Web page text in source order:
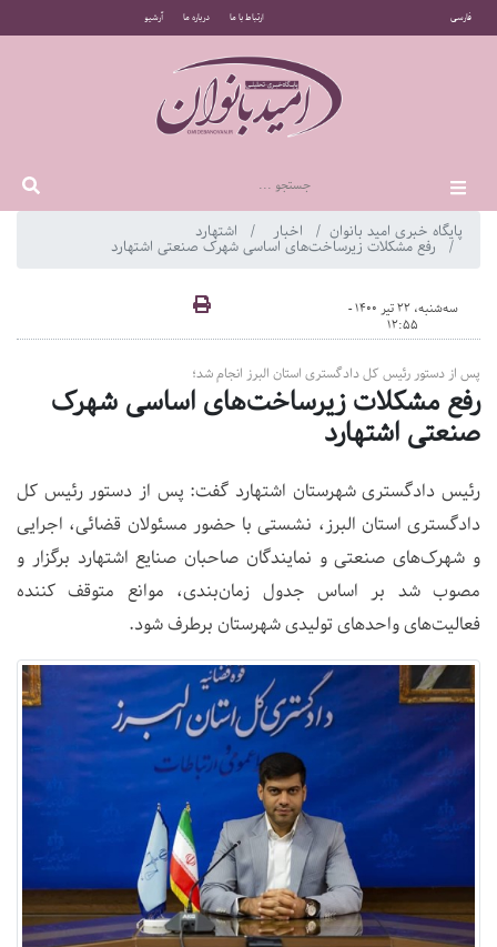
فارسی ارتباط با ما درباره ما آرشیو
پایگاه خبری امید بانوان اخبار اشتهارد
رفع مشکلات زیرساخت‌های اساسی شهرک صنعتی اشتهارد
سه‌شنبه، 22 تیر 1400 -
12:55
پس از دستور رئیس کل دادگستری استان البرز انجام شد؛
رفع مشکلات زیرساخت‌های اساسی شهرک
صنعتی اشتهارد
رئیس دادگستری شهرستان اشتهارد گفت: پس از دستور رئیس کل
دادگستری استان البرز، نشستی با حضور مسئولان قضائی، اجرایی
و شهرک‌های صنعتی و نمایندگان صاحبان صنایع اشتهارد برگزار و
مصوب شد بر اساس جدول زمان‌بندی، موانع متوقف کننده
فعالیت‌های واحدهای تولیدی شهرستان برطرف شود.